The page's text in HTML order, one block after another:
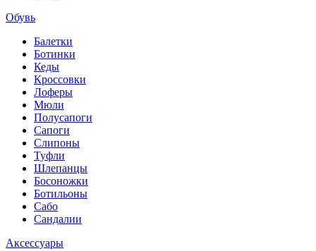
Обувь
Балетки
Ботинки
Кеды
Кроссовки
Лоферы
Мюли
Полусапоги
Сапоги
Слипоны
Туфли
Шлепанцы
Босоножки
Ботильоны
Сабо
Сандалии
Аксессуары